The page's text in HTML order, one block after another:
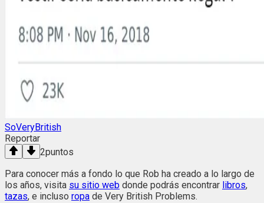
SoVeryBritish
Reportar
2puntos
Para conocer más a fondo lo que Rob ha creado a lo largo de
los años, visita su sitio web donde podrás encontrar libros,
tazas, e incluso ropa de Very British Problems.